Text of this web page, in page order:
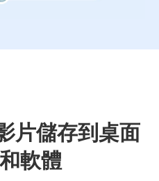
片儲存到桌面
軟體